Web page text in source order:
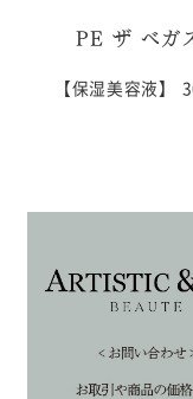
PE ザ ベガ
【保湿美容液】